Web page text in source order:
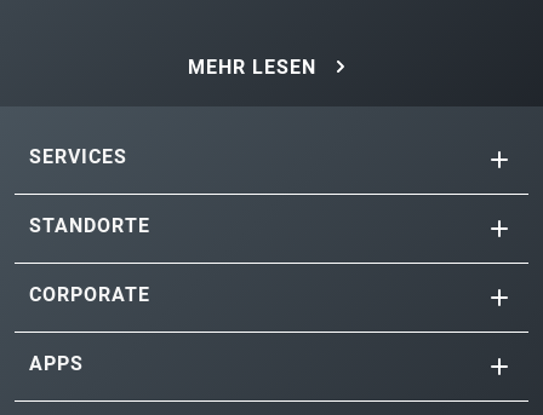
MEHR LESEN
SERVICES
STANDORTE
CORPORATE
APPS